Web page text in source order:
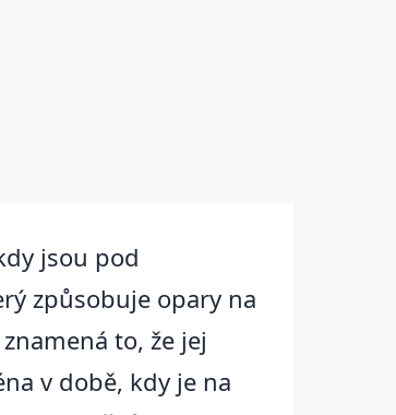
jsou pod
způsobuje opary na
to, že jej
v době, kdy je na